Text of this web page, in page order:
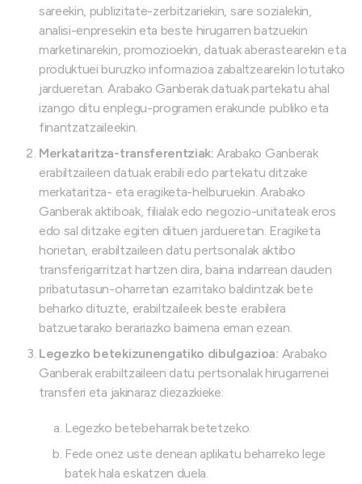
sareekin, publizitate-zerbitzariekin, sare sozialekin,
analisi-enpresekin eta beste hirugarren batzuekin
marketinarekin, promozioekin, datuak aberastearekin eta
produktuei buruzko informazioa zabaltzearekin lotutako
jardueretan. Arabako Ganberak datuak partekatu ahal
izango ditu enplegu-programen erakunde publiko eta
finantzatzaileekin.
Merkataritza-transferentziak: Arabako Ganberak
erabiltzaileen datuak erabili edo partekatu ditzake
merkataritza- eta eragiketa-helburuekin. Arabako
Ganberak aktiboak, filialak edo negozio-unitateak eros
edo sal ditzake egiten dituen jardueretan. Eragiketa
horietan, erabiltzaileen datu pertsonalak aktibo
transferigarritzat hartzen dira, baina indarrean dauden
pribatutasun-oharretan ezarritako baldintzak bete
beharko dituzte, erabiltzaileek beste erabilera
batzuetarako berariazko baimena eman ezean.
Legezko betekizunengatiko dibulgazioa: Arabako
Ganberak erabiltzaileen datu pertsonalak hirugarrenei
transferi eta jakinaraz diezazkieke:
Legezko betebeharrak betetzeko.
Fede onez uste denean aplikatu beharreko lege
batek hala eskatzen duela.